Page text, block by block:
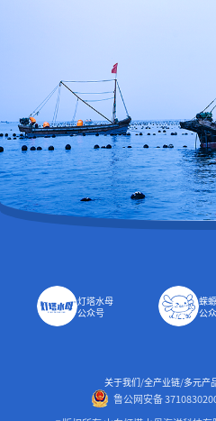
灯塔水母
公众号
蝾
公
关于我们/全产业链/多元产
鲁公网安备